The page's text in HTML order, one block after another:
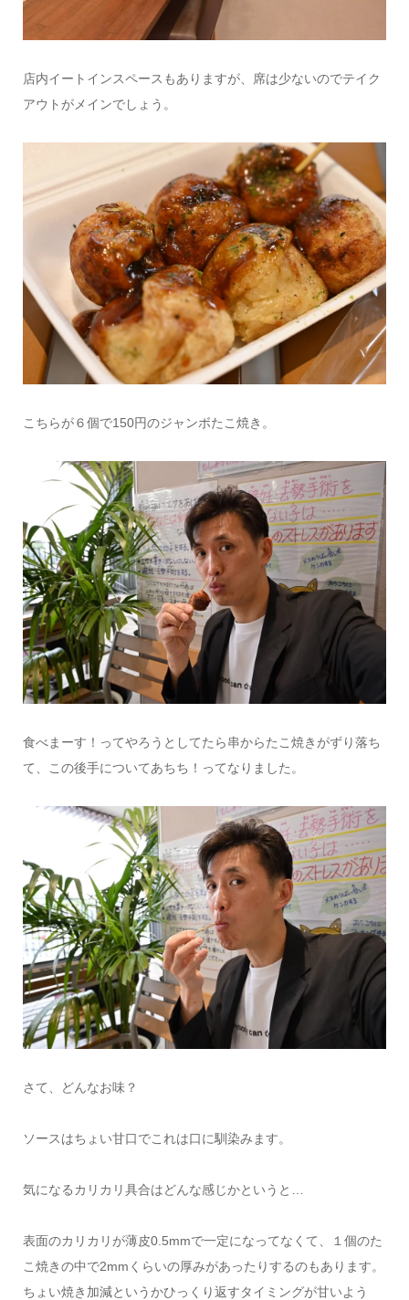
店内イートインスペースもありますが、席は少ないのでテイク
アウトがメインでしょう。
こちらが６個で150円のジャンボたこ焼き。
食べまーす！ってやろうとしてたら串からたこ焼きがずり落ち
て、この後手についてあちち！ってなりました。
さて、どんなお味？
ソースはちょい甘口でこれは口に馴染みます。
気になるカリカリ具合はどんな感じかというと…
表面のカリカリが薄皮0.5mmで一定になってなくて、１個のた
こ焼きの中で2mmくらいの厚みがあったりするのもあります。
ちょい焼き加減というかひっくり返すタイミングが甘いよう